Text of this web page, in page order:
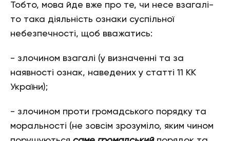
Тобто, мова йде вже про те, чи несе взагалі-
то така діяльність ознаки суспільної
небезпечності, щоб вважатись:
- злочином взагалі (у визначенні та за
наявності ознак, наведених у статті 11 КК
України);
- злочином проти громадського порядку та
моральності (не зовсім зрозуміло, яким чином